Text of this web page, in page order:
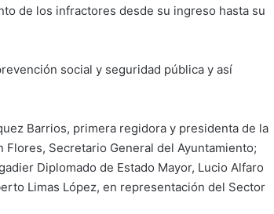
de los infractores desde su ingreso hasta su
social y seguridad pública y así
Barrios, primera regidora y presidenta de la
Secretario General del Ayuntamiento;
Diplomado de Estado Mayor, Lucio Alfaro
Limas López, en representación del Sector